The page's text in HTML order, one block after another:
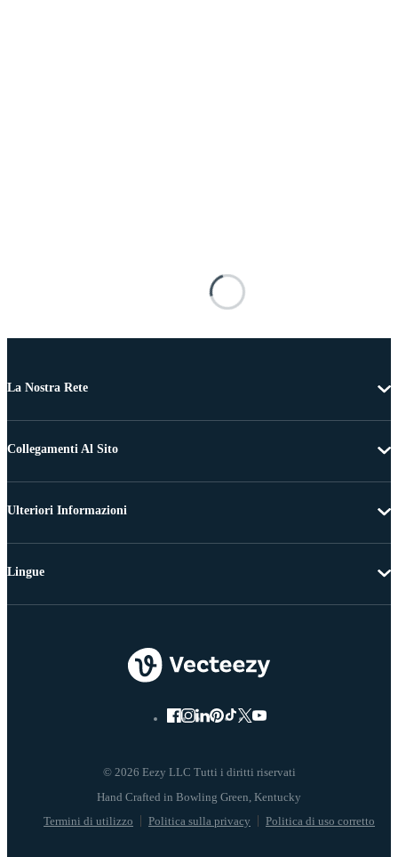
La Nostra Rete
Collegamenti Al Sito
Ulteriori Informazioni
© 2026 Eezy LLC Tutti i diritti riservati
Termini di utilizzo Politica sulla privacy Politica di uso corretto
Lingue